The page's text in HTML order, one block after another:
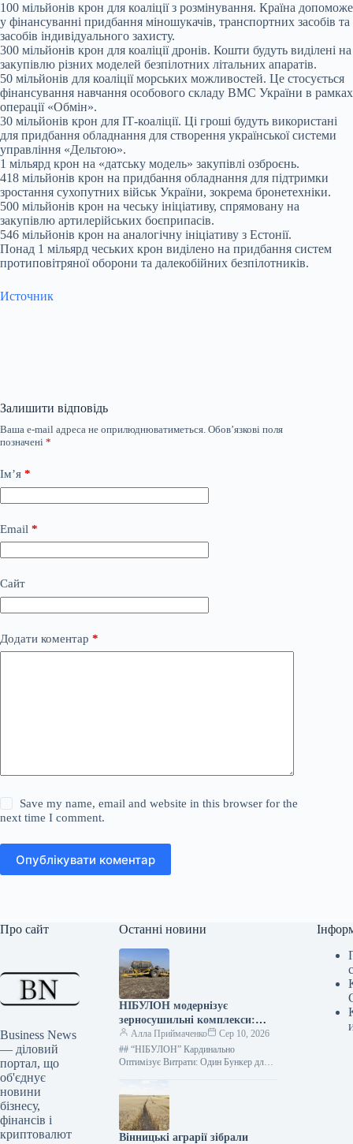
100 мільйонів крон для коаліції з розмінування. Країна допоможе
у фінансуванні придбання міношукачів, транспортних засобів та
засобів індивідуального захисту.
300 мільйонів крон для коаліції дронів. Кошти будуть виділені на
закупівлю різних моделей безпілотних літальних апаратів.
50 мільйонів для коаліції морських можливостей. Це стосується
фінансування навчання особового складу ВМС України в рамках
операції «Обмін».
30 мільйонів крон для ІТ-коаліції. Ці гроші будуть використані
для придбання обладнання для створення української системи
управління «Дельтою».
1 мільярд крон на «датську модель» закупівлі озброєнь.
418 мільйонів крон на придбання обладнання для підтримки
зростання сухопутних військ України, зокрема бронетехніки.
500 мільйонів крон на чеську ініціативу, спрямовану на
закупівлю артилерійських боєприпасів.
546 мільйонів крон на аналогічну ініціативу з Естонії.
Понад 1 мільярд чеських крон виділено на придбання систем
протиповітряної оборони та далекобійних безпілотників.
Источник
Залишити відповідь
Ваша e-mail адреса не оприлюднюватиметься. Обов’язкові поля
позначені *
Ім’я *
Email *
Сайт
Додати коментар *
Save my name, email and website in this browser for the
next time I comment.
Опублікувати коментар
Про сайт
Business News
— діловий
портал, що
об'єднує
новини
бізнесу,
фінансів і
криптовалют
Останні новини
НІБУЛОН модернізує
зерносушильні комплекси:
універсальні бункери
оптимізують логістику та
зберігання
Алла Приймаченко
Сер 10, 2026
## “НІБУЛОН” Кардинально
Оптимізує Витрати: Один Бункер для
впроваджує інноваційний підхід до
управління
Вінницькі аграрії зібрали